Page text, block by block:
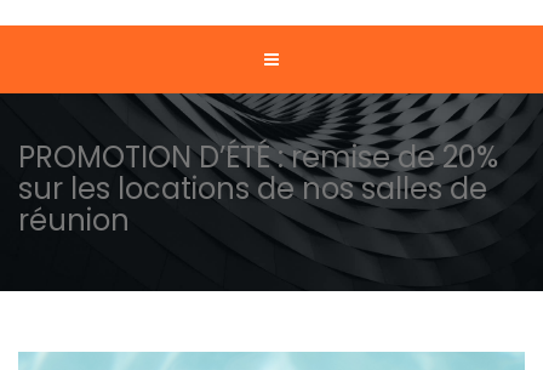
PROMOTION D’ÉTÉ : remise de 20%
sur les locations de nos salles de
réunion